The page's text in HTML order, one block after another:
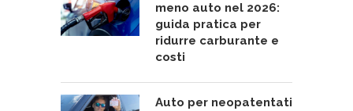
meno auto nel 2026:
guida pratica per
ridurre carburante e
costi
Auto per neopatentati